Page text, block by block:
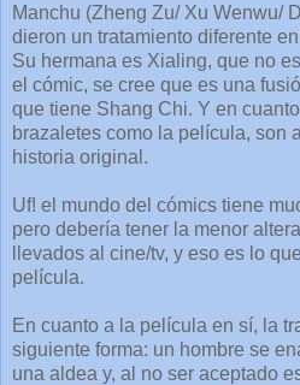
Manchu (Zheng Zu/ Xu Wenwu/
dieron un tratamiento diferente
Su hermana es Xialing, que no
el cómic, se cree que es una
que tiene Shang Chi. Y en
brazaletes como la película, son
historia original.
Uf! el mundo del cómics tiene
pero debería tener la menor
llevados al cine/tv, y eso es lo
película.
En cuanto a la película en sí, la
siguiente forma: un hombre se
una aldea y, al no ser aceptado